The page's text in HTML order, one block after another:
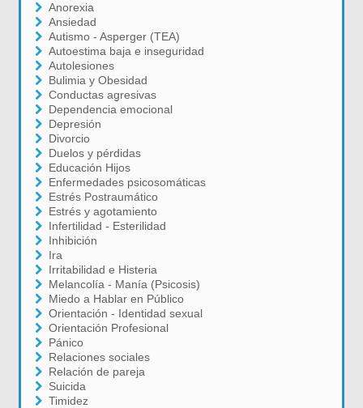
Anorexia
Ansiedad
Autismo - Asperger (TEA)
Autoestima baja e inseguridad
Autolesiones
Bulimia y Obesidad
Conductas agresivas
Dependencia emocional
Depresión
Divorcio
Duelos y pérdidas
Educación Hijos
Enfermedades psicosomáticas
Estrés Postraumático
Estrés y agotamiento
Infertilidad - Esterilidad
Inhibición
Ira
Irritabilidad e Histeria
Melancolía - Manía (Psicosis)
Miedo a Hablar en Público
Orientación - Identidad sexual
Orientación Profesional
Pánico
Relaciones sociales
Relación de pareja
Suicida
Timidez